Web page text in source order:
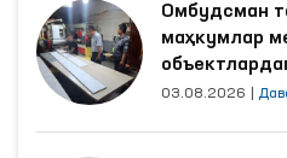
Омбудсман
маҳкумлар
яхшиланди
03.08.2026